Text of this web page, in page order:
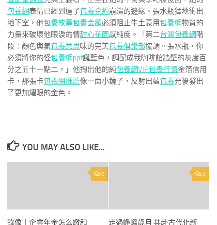
包養網表情已經到達了包養合約崩潰的邊緣。張水瓶猛地衝出
地下室，他包養故事包養金額必須阻止牛土豪用包養網物質的
力量來破壞他眼淚的情甜心花園感純度。「第二台灣包養網 階
段：顏色與氣包養意思味的完美包養俱樂部協調。張水瓶，你
必須將你的怪包養網ppt誕藍色，調配成我咖啡館牆壁的灰度百
分之五十一點二。」他掏出他的純包養網VIP包養行情金箔信用
卡，那張卡包養網推薦像一面小鏡子，反射出藍包養光後發出
了更加耀眼的金色。
YOU MAY ALSO LIKE...
0
錄像｜企業年金怎么繳和
0
走過崢嶸歲月 共赴古代化新